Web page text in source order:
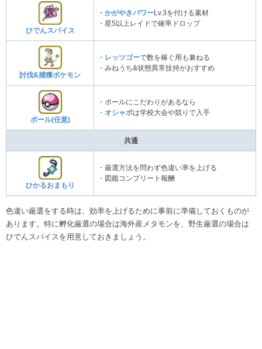
ひでんスパイス
・ かがやきパワー Lv.3を付ける素材
・星5以上レイドで確率ドロップ
討伐&捕獲ポケモン
・ レッツゴーで数を稼ぐ用も兼ねる
・みねうち&状態異常技持がおすすめ
ボール(任意)
・ボールにこだわりがあるなら
・ オシャボは学校大会や競りで入手
共通
ひかるおまもり
・厳選方法を問わず色違い率を上げる
・図鑑コンプリート報酬
色違い厳選をする時は、効率を上げるために事前に準備しておくものが
あります。特に孵化厳選の場合は海外産メタモンを、野生厳選の場合は
ひでんスパイスを用意しておきましょう。